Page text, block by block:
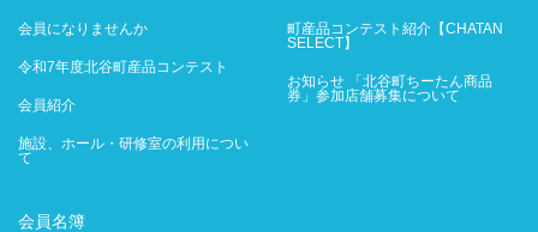
会員になりませんか
令和7年度北谷町産品コンテスト
会員紹介
施設、ホール・研修室の利用につい
て
町産品コンテスト紹介【CHATAN
SELECT】
お知らせ 「北谷町ちーたん商品
券」参加店舗募集について
会員名簿